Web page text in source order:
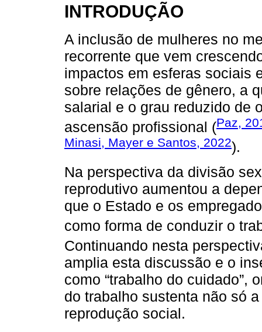
INTRODUÇÃO
A inclusão de mulheres no
recorrente que vem
impactos em esferas sociais
sobre relações de gênero, a
salarial e o grau reduzido de
ascensão profissional (Paz,
Minasi, Mayer e Santos, 2022).
Na perspectiva da divisão
reprodutivo aumentou a
que o Estado e os
como forma de conduzir o
Continuando nesta
amplia esta discussão e o
como “trabalho do cuidado”,
do trabalho sustenta não só
reprodução social.